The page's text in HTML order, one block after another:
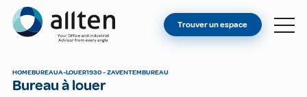
Allten
TROUVER UN ESPACE
Trouver un espace
HOMEBUREAUA-LOUER1930 - ZAVENTEMBUREAU
Bureau à louer